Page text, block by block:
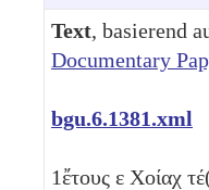
Text, basierend
Documentary
bgu.6.1381.xml
1ἔτους ε Χοίαχ